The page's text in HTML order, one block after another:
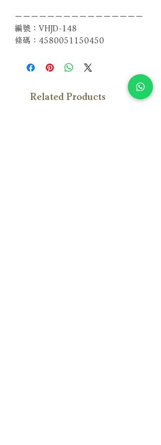
－－－－－－－－－－－－－－－－
編號：VHJD-148
條碼：4580051150450
Related Products